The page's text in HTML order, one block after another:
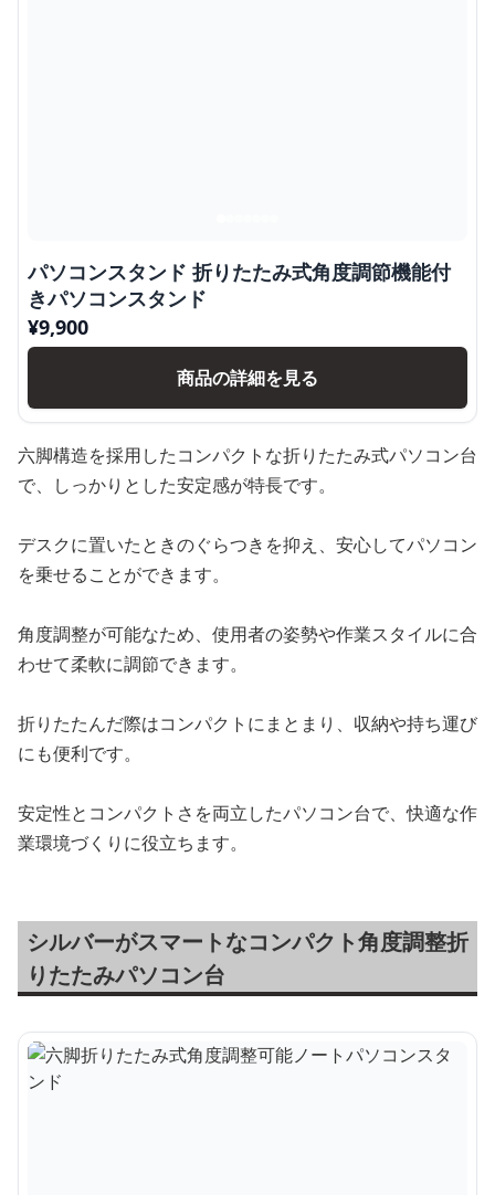
パソコンスタンド 折りたたみ式角度調節機能付
きパソコンスタンド
¥9,900
商品の詳細を見る
六脚構造を採用したコンパクトな折りたたみ式パソコン台
で、しっかりとした安定感が特長です。
デスクに置いたときのぐらつきを抑え、安心してパソコン
を乗せることができます。
角度調整が可能なため、使用者の姿勢や作業スタイルに合
わせて柔軟に調節できます。
折りたたんだ際はコンパクトにまとまり、収納や持ち運び
にも便利です。
安定性とコンパクトさを両立したパソコン台で、快適な作
業環境づくりに役立ちます。
シルバーがスマートなコンパクト角度調整折
りたたみパソコン台